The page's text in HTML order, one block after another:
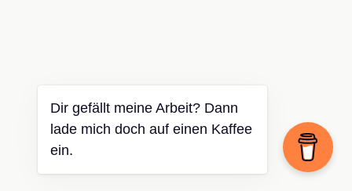
Dir gefällt meine Arbeit? Dann
lade mich doch auf einen Kaffee
ein.